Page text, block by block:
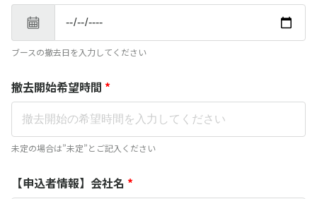
ブースの撤去日を入力してください
撤去開始希望時間 *
未定の場合は”未定”とご記入ください
【申込者情報】会社名 *